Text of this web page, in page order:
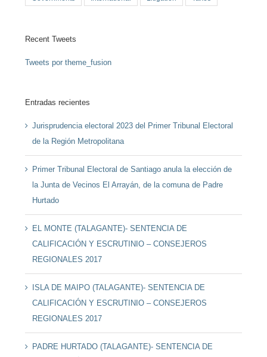
Recent Tweets
Tweets por theme_fusion
Entradas recientes
Jurisprudencia electoral 2023 del Primer Tribunal Electoral
de la Región Metropolitana
Primer Tribunal Electoral de Santiago anula la elección de
la Junta de Vecinos El Arrayán, de la comuna de Padre
Hurtado
EL MONTE (TALAGANTE)- SENTENCIA DE
CALIFICACIÓN Y ESCRUTINIO – CONSEJEROS
REGIONALES 2017
ISLA DE MAIPO (TALAGANTE)- SENTENCIA DE
CALIFICACIÓN Y ESCRUTINIO – CONSEJEROS
REGIONALES 2017
PADRE HURTADO (TALAGANTE)- SENTENCIA DE